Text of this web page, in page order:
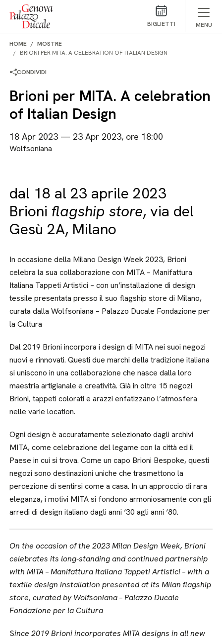
Salta al contenuto
BIGLIETTI MENU
HOME
MOSTRE
BRIONI PER MITA. A CELEBRATION OF ITALIAN DESIGN
CONDIVIDI
Brioni per MITA. A celebration
of Italian Design
18 Apr 2023 — 23 Apr 2023, ore 18:00
Wolfsoniana
dal 18 al 23 aprile 2023
Brioni flagship store, via del
Gesù 2A, Milano
In occasione della Milano Design Week 2023, Brioni
celebra la sua collaborazione con MITA – Manifattura
Italiana Tappeti Artistici – con un’installazione di design
tessile presentata presso il suo flagship store di Milano,
curata dalla Wolfsoniana – Palazzo Ducale Fondazione per
la Cultura
Dal 2019 Brioni incorpora i design di MITA nei suoi negozi
nuovi e rinnovati. Questi due marchi della tradizione italiana
si uniscono in una collaborazione che nasce dalla loro
maestria artigianale e creatività. Già in oltre 15 negozi
Brioni, tappeti colorati e arazzi enfatizzano l’atmosfera
nelle varie location.
Ogni design è accuratamente selezionato dagli archivi
MITA, come celebrazione del legame con la città ed il
Paese in cui si trova. Come un capo Brioni Bespoke, questi
negozi sono destinazioni uniche che trasmettono la
percezione di sentirsi come a casa. In un approccio di rara
eleganza, i motivi MITA si fondono armoniosamente con gli
arredi di design italiano dagli anni ‘30 agli anni ‘80.
On the occasion of the 2023 Milan Design Week, Brioni
celebrates its long-standing and continued partnership
with MITA – Manifattura Italiana Tappeti Artistici – with a
textile design installation presented at its Milan flagship
store,curated by Wolfsoniana – Palazzo Ducale
Fondazione per la Cultura
Since 2019 Brioni incorporates MITA designs in all new